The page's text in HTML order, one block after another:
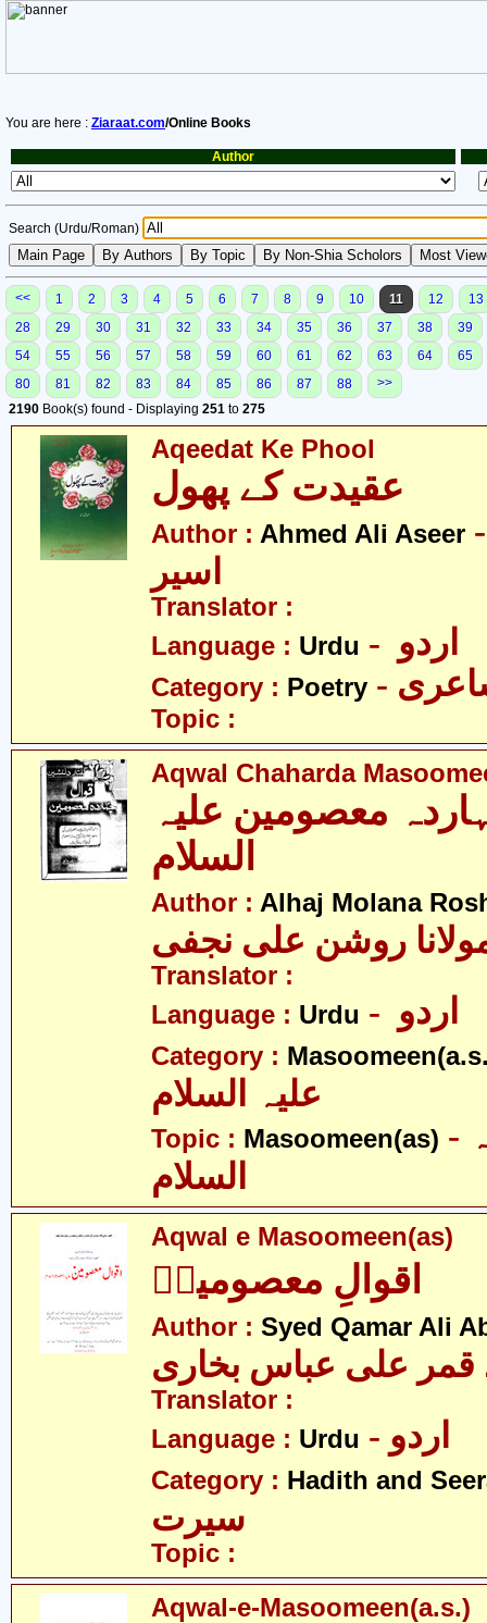
You are here : Ziaraat.com/Online Books
Author
Search (Urdu/Roman)
<< 1 2 3 4 5 6 7 8 9 10 11 12
13
28
29 30 31 32 33 34 35 36 37 38
39
54
55 56 57 58 59 60 61 62 63 64
65
80
81 82 83 84 85 86 87 88
>>
2190 Book(s) found - Displaying 251 to 275
Aqeedat Ke Phool
Author : Ahmed Ali Aseer
Translator :
Language : Urdu
Category : Poetry
Topic :
Aqwal Chaharda
معصومین علیہ
السلام
Author : Alhaj Molana
Translator :
Language : Urdu
Category :
Topic : Masoomeen(as) - معصومین علیہ
السلام
Aqwal e Masoomeen(as)
اقوالِ معصومینؑ
Author : Syed Qamar Ali
قمر علی عباس بخاری
Translator :
Language : Urdu - اردو
Category : Hadith and
سیرت
Topic :
Aqwal-e-Masoomeen(a.s.)